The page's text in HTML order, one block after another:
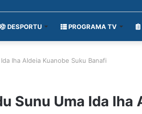
DESPORTU PROGRAMA TV
Iha Aldeia Kuanobe Suku Banafi
Sunu Uma Ida Iha